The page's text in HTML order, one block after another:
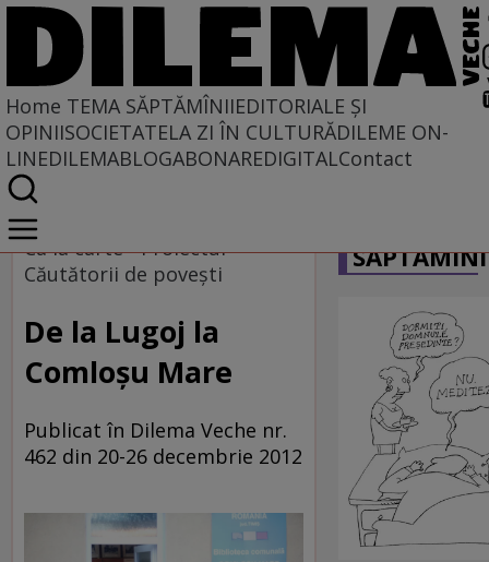
Home TEMA SĂPTĂMÎNIIEDITORIALE ȘI
OPINIISOCIETATELA ZI ÎN CULTURĂDILEME ON-
LINEDILEMABLOGABONAREDIGITALContact
Home
Tema săptămînii
Ca la carte - Proiectul
Căutătorii de poveşti
De la Lugoj la
Comloşu Mare
Publicat în Dilema Veche nr.
462 din 20-26 decembrie 2012